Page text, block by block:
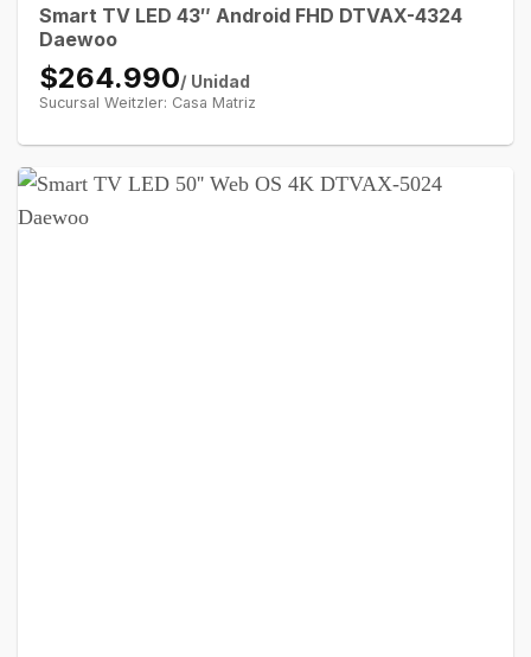
Smart TV LED 43″ Android FHD DTVAX-4324
Daewoo
$264.990/ Unidad
Sucursal Weitzler: Casa Matriz